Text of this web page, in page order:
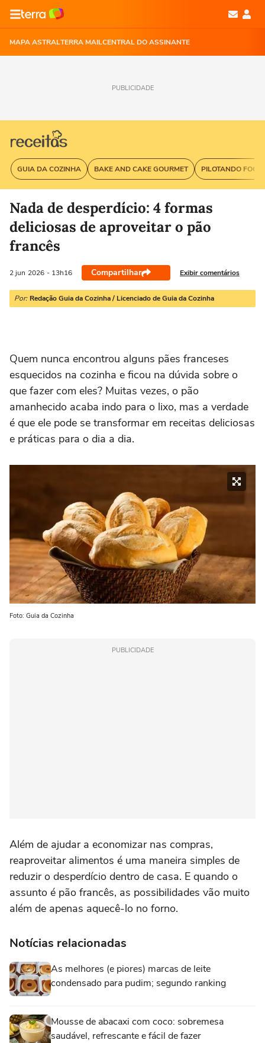
MAPA ASTRALTERRA MAILCENTRAL DO ASSINANTE
PUBLICIDADE
GUIA DA COZINHA BAKE AND CAKE GOURMET PILOTANDO
Nada de desperdício: 4 formas
deliciosas de aproveitar o pão
francês
2 jun 2026 - 13h16 Compartilhar Exibir comentários
Por: Redação Guia da Cozinha / Licenciado de Guia da Cozinha
Quem nunca encontrou alguns pães franceses
esquecidos na cozinha e ficou na dúvida sobre o
que fazer com eles? Muitas vezes, o pão
amanhecido acaba indo para o lixo, mas a verdade
é que ele pode se transformar em receitas deliciosas
e práticas para o dia a dia.
Foto: Guia da Cozinha
PUBLICIDADE
Além de ajudar a economizar nas compras,
reaproveitar alimentos é uma maneira simples de
reduzir o desperdício dentro de casa. E quando o
assunto é pão francês, as possibilidades vão muito
além de apenas aquecê-lo no forno.
Notícias relacionadas
As melhores (e piores) marcas de leite
condensado para pudim; segundo ranking
Mousse de abacaxi com coco: sobremesa
saudável, refrescante e fácil de fazer